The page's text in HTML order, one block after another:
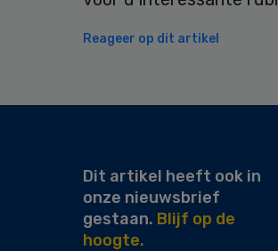
Reageer op dit artikel
Dit artikel heeft ook in
onze nieuwsbrief
gestaan. Blijf op de
hoogte.